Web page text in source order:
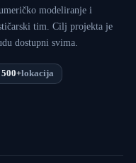
modeliranje i
tim. Cilj projekta je
dostupni svima.
500+lokacija